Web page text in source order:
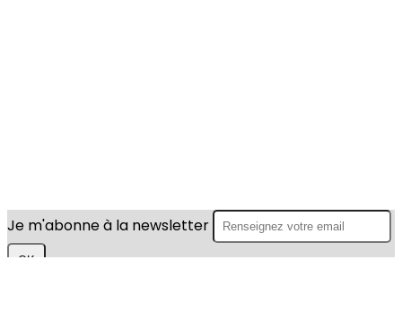
Je m'abonne à la newsletter
OK